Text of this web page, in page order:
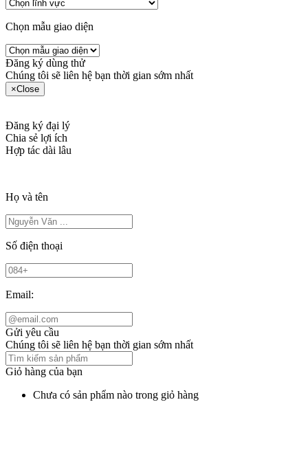
Chọn mẫu giao diện
Đăng ký dùng thử
Chúng tôi sẽ liên hệ bạn thời gian sớm nhất
×Close
Đăng ký đại lý
Chia sẻ lợi ích
Hợp tác dài lâu
Họ và tên
Số điện thoại
Email:
Gửi yêu cầu
Chúng tôi sẽ liên hệ bạn thời gian sớm nhất
Giỏ hàng của bạn
Chưa có sản phẩm nào trong giỏ hàng